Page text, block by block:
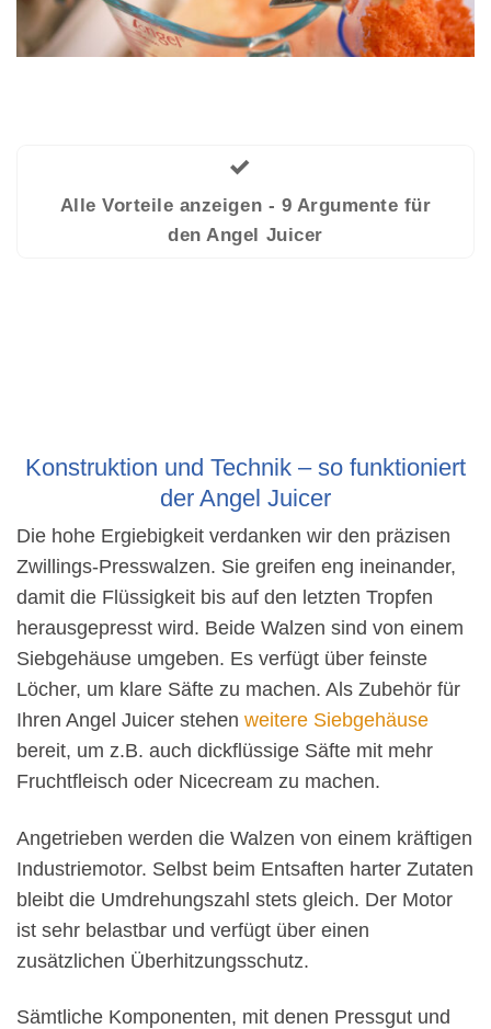
Alle Vorteile anzeigen - 9 Argumente für
den Angel Juicer
Konstruktion und Technik – so funktioniert
der Angel Juicer
Die hohe Ergiebigkeit verdanken wir den präzisen
Zwillings-Presswalzen. Sie greifen eng ineinander,
damit die Flüssigkeit bis auf den letzten Tropfen
herausgepresst wird. Beide Walzen sind von einem
Siebgehäuse umgeben. Es verfügt über feinste
Löcher, um klare Säfte zu machen. Als Zubehör für
Ihren Angel Juicer stehen weitere Siebgehäuse
bereit, um z.B. auch dickflüssige Säfte mit mehr
Fruchtfleisch oder Nicecream zu machen.
Angetrieben werden die Walzen von einem kräftigen
Industriemotor. Selbst beim Entsaften harter Zutaten
bleibt die Umdrehungszahl stets gleich. Der Motor
ist sehr belastbar und verfügt über einen
zusätzlichen Überhitzungsschutz.
Sämtliche Komponenten, mit denen Pressgut und